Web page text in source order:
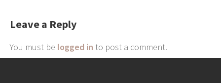
Leave a Reply
You must be logged in to post a comment.